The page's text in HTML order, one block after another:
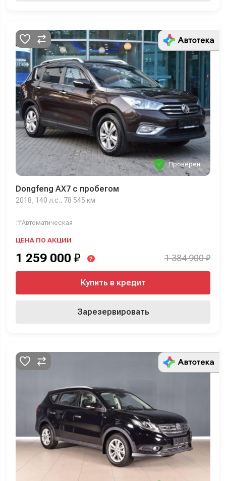
Проверен
Dongfeng AX7 с пробегом
2018, 140 л.с., 78 545 км
Автоматическая
ЦЕНА ПО АКЦИИ
1 259 000 ₽ ? 1 384 900 ₽
Купить в кредит
Зарезервировать